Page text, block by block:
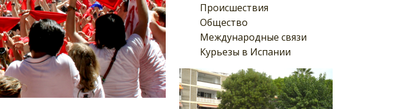
Происшествия
Общество
Международные связи
Курьезы в Испании